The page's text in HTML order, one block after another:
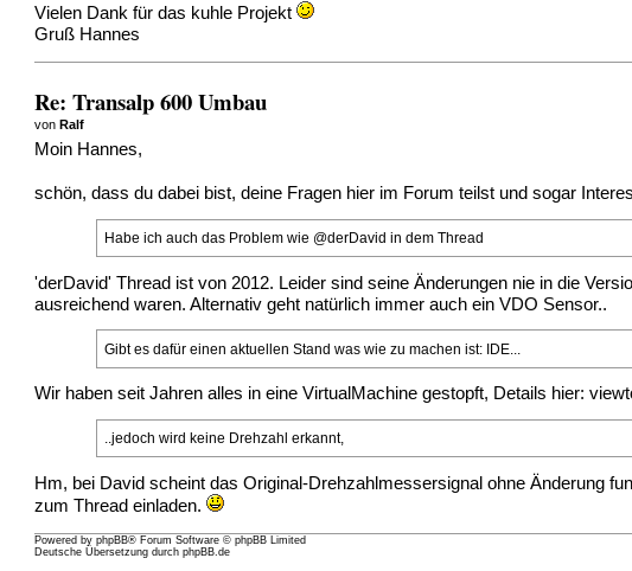
Vielen Dank für das kuhle Projekt
Gruß Hannes
Re: Transalp 600 Umbau
vonRalf
Moin Hannes,
schön, dass du dabei bist, deine Fragen hier im Forum teilst und sogar
Habe ich auch das Problem wie @derDavid in dem Thread
'derDavid' Thread ist von 2012. Leider sind seine Änderungen nie in die
ausreichend waren. Alternativ geht natürlich immer auch ein VDO Sensor..
Gibt es dafür einen aktuellen Stand was wie zu machen ist: IDE...
Wir haben seit Jahren alles in eine VirtualMachine gestopft, Details hier:
..jedoch wird keine Drehzahl erkannt,
Hm, bei David scheint das Original-Drehzahlmessersignal ohne Änderung
zum Thread einladen.
Powered byphpBB® Forum Software © phpBB Limited
Deutsche Übersetzung durchphpBB.de